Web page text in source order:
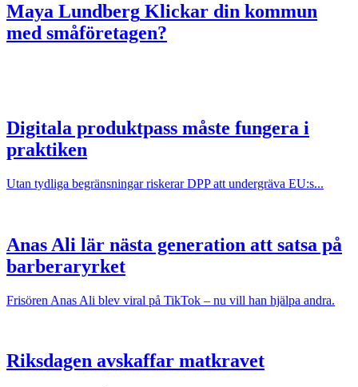
Maya Lundberg Klickar din kommun
med småföretagen?
Digitala produktpass måste fungera i
praktiken
Utan tydliga begränsningar riskerar DPP att undergräva EU:s...
Anas Ali lär nästa generation att satsa på
barberaryrket
Frisören Anas Ali blev viral på TikTok – nu vill han hjälpa andra.
Riksdagen avskaffar matkravet